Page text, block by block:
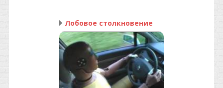
Лобовое столкновение